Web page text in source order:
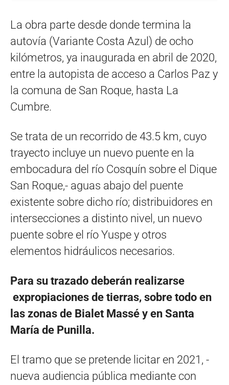
La obra parte desde donde termina la
autovía (Variante Costa Azul) de ocho
kilómetros, ya inaugurada en abril de 2020,
entre la autopista de acceso a Carlos Paz y
la comuna de San Roque, hasta La
Cumbre.
Se trata de un recorrido de 43.5 km, cuyo
trayecto incluye un nuevo puente en la
embocadura del río Cosquín sobre el Dique
San Roque,- aguas abajo del puente
existente sobre dicho río; distribuidores en
intersecciones a distinto nivel, un nuevo
puente sobre el río Yuspe y otros
elementos hidráulicos necesarios.
Para su trazado deberán realizarse
expropiaciones de tierras, sobre todo en
las zonas de Bialet Massé y en Santa
María de Punilla.
El tramo que se pretende licitar en 2021, -
nueva audiencia pública mediante con